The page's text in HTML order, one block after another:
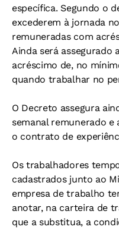
específica. Segundo o
excederem à jornada
remuneradas com
Ainda será
acréscimo de, no
quando trabalhar no
O Decreto assegura
semanal remunerado e
o contrato de
Os trabalhadores
cadastrados junto ao
empresa de trabalho
anotar, na carteira de
que a substitua, a